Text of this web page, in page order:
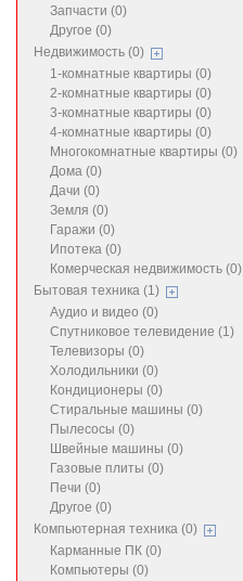
Запчасти (0)
Другое (0)
Недвижимость (0)
1-комнатные квартиры (0)
2-комнатные квартиры (0)
3-комнатные квартиры (0)
4-комнатные квартиры (0)
Многокомнатные квартиры (0)
Дома (0)
Дачи (0)
Земля (0)
Гаражи (0)
Ипотека (0)
Комерческая недвижимость (0)
Бытовая техника (1)
Аудио и видео (0)
Спутниковое телевидение (1)
Телевизоры (0)
Холодильники (0)
Кондиционеры (0)
Стиральные машины (0)
Пылесосы (0)
Швейные машины (0)
Газовые плиты (0)
Печи (0)
Другое (0)
Компьютерная техника (0)
Карманные ПК (0)
Компьютеры (0)